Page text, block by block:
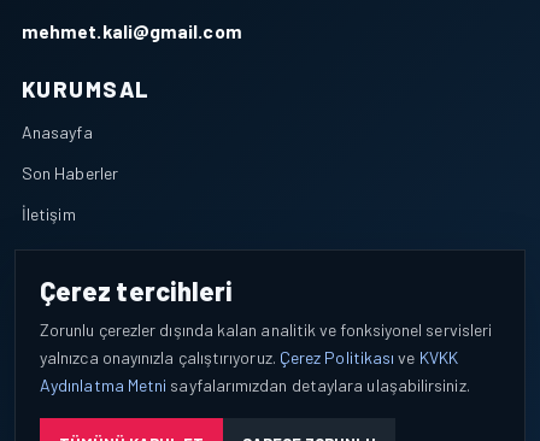
mehmet.kali@gmail.com
KURUMSAL
Anasayfa
Son Haberler
İletişim
Çerez Politikası
Çerez Tercihleri
Çerez tercihleri
Zorunlu çerezler dışında kalan analitik ve fonksiyonel servisleri
yalnızca onayınızla çalıştırıyoruz. Çerez Politikası ve KVKK
Aydınlatma Metni sayfalarımızdan detaylara ulaşabilirsiniz.